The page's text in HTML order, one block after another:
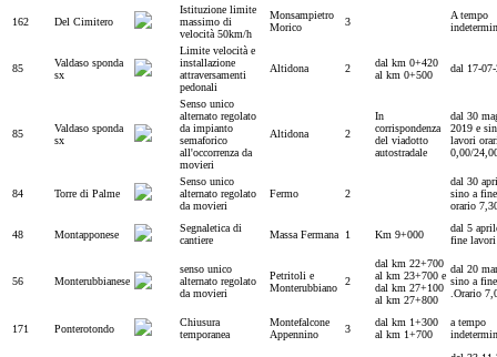
162 Del Cimitero
Istituzione limite
massimo di
velocità 50km/h
Monsampietro
Morico
3
A tempo
85
Valdaso sponda
sx
Limite velocità e
installazione
attraversamenti
pedonali
Altidona 2
dal km 0+420
al km 0+500
dal 17-
85
Valdaso sponda
sx
Senso unico
alternato regolato
da impianto
semaforico
all'occorrenza da
movieri
Altidona 2
In
corrispondenza
del viadotto
autostradale
dal 30
2019 e
lavori
0,00/
84 Torre di Palme
Senso unico
alternato regolato
da movieri
Fermo 2
dal 30
sino a
orario
48 Montapponese
Segnaletica di
cantiere
Massa Fermana 1 Km 9+000
dal 5
fine lavori
56 Monterubbianese
senso unico
alternato regolato
da movieri
Petritoli e
Monterubbiano
2
dal km 22+700
al km 23+700 e
dal km 27+100
al km 27+800
dal 20
sino a
.Orario
171 Ponterotondo
Chiusura
temporanea
Montefalcone
Appennino
3
dal km 1+300
al km 1+700
a tempo